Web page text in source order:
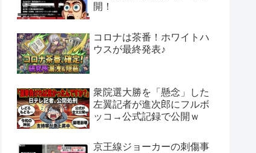
開！
コロナは茶番！ホワイトハ
ウスが最終発表♪
衆院選大勝を「懸念」した
左翼記者が進次郎にフルボ
ッコ→公式記録で公開ｗ
京王線ジョーカーの刺傷事